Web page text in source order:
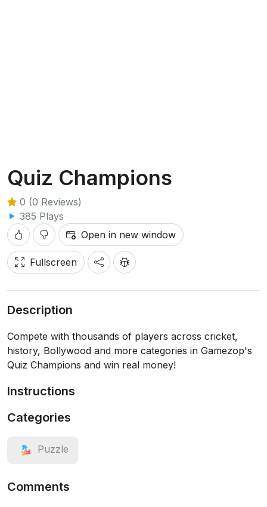
Quiz Champions
0 (0 Reviews)
385 Plays
Open in new window
Fullscreen
Description
Compete with thousands of players across cricket,
history, Bollywood and more categories in Gamezop's
Quiz Champions and win real money!
Instructions
Categories
Puzzle
Comments